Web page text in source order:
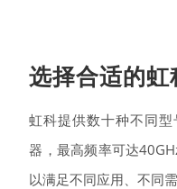
选择合适的
虹科提供数十种不同
器，最高频率可达
以满足不同应用、不同需